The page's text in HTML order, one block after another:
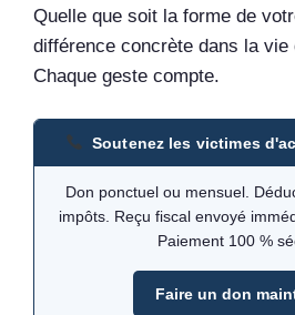
Quelle que soit la forme de
différence concrète dans la
Chaque geste compte.
Soutenez les victimes
Don ponctuel ou mensuel.
impôts. Reçu fiscal envoyé
Paiement 100 %
Faire un don